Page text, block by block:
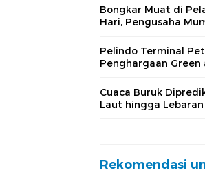
Bongkar Muat di
Hari, Pengusaha
Pelindo Terminal
Penghargaan
Cuaca Buruk
Laut hingga
Rekomendasi